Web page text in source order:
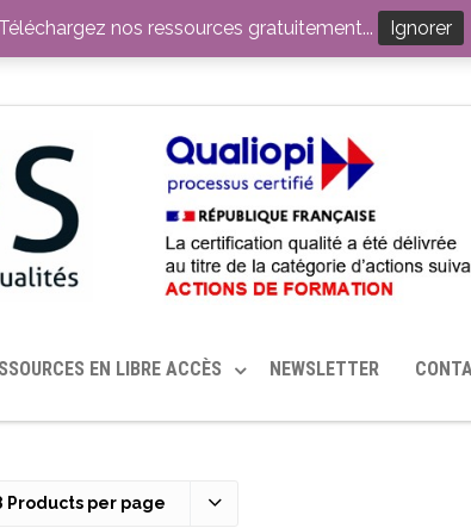
PAR LE CERHES® FRANCE OUTILS EN SANTÉ
EN LIBRE ACCÈS NEWSLETTER
Products per page
Téléchargez nos ressources gratuitement... Ignorer